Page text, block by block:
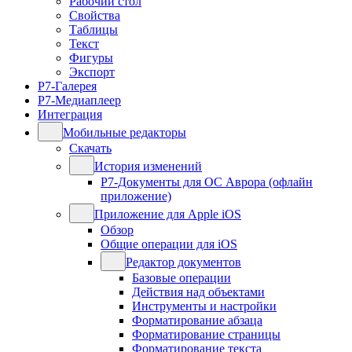
Свойства
Таблицы
Текст
Фигуры
Экспорт
Р7-Галерея
Р7-Медиаплеер
Интеграция
Мобильные редакторы
Скачать
История изменений
Р7-Документы для ОС Аврора (офлайн
приложение)
Приложение для Apple iOS
Обзор
Общие операции для iOS
Редактор документов
Базовые операции
Действия над объектами
Инструменты и настройки
Форматирование абзаца
Форматирование страницы
Форматирование текста